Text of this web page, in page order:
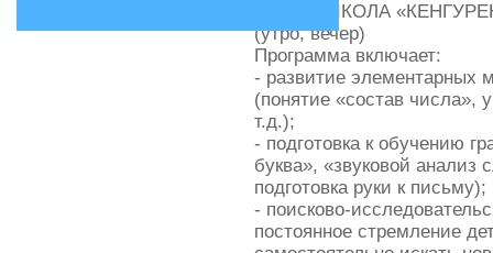
📌ПРЕДШКОЛА
(утро, вечер)
Программа включает:
- развитие элементарных
(понятие «состав числа»,
т.д.);
- подготовка к обучению
буква», «звуковой анализ
подготовка руки к письму);
- поисково-
постоянное стремление